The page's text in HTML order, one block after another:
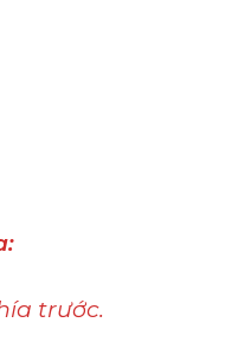
trước.